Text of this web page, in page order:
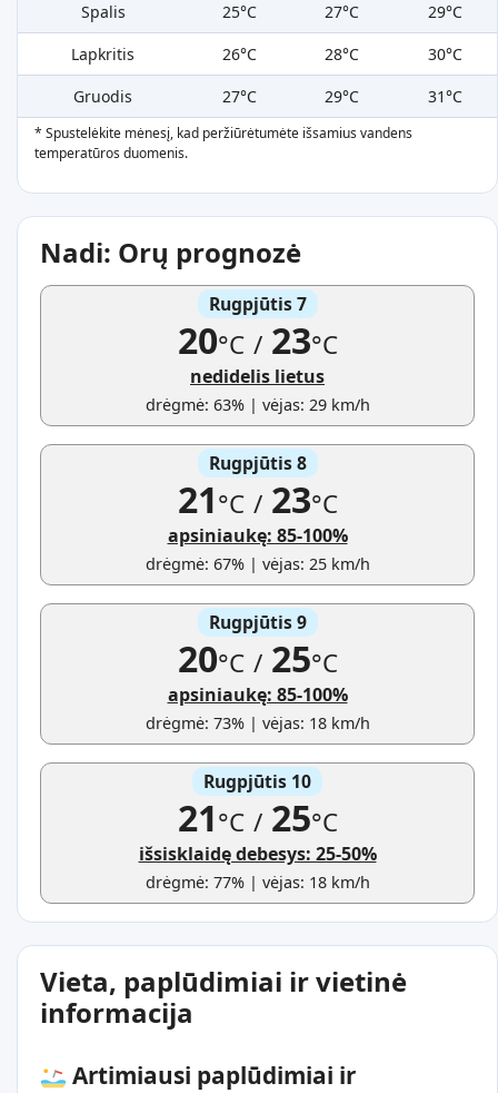
Spalis
25°C 27°C
29°C
Lapkritis
26°C 28°C
30°C
Gruodis
27°C 29°C 31°C
* Spustelėkite mėnesį, kad peržiūrėtumėte išsamius vandens
temperatūros duomenis.
Nadi: Orų prognozė
Rugpjūtis 7
20°C /23°C
nedidelis lietus
drėgmė: 63% | vėjas: 29 km/h
Rugpjūtis 8
21°C /23°C
apsiniaukę: 85-100%
drėgmė: 67% | vėjas: 25 km/h
Rugpjūtis 9
20°C /25°C
apsiniaukę: 85-100%
drėgmė: 73% | vėjas: 18 km/h
Rugpjūtis 10
21°C /25°C
išsisklaidę debesys: 25-50%
drėgmė: 77% | vėjas: 18 km/h
Vieta, paplūdimiai ir vietinė
informacija
Artimiausi paplūdimiai ir